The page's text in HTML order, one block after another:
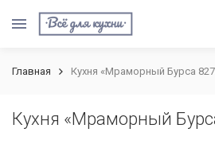
Главная Кухня «Мраморный Бурса
Кухня «Мраморный